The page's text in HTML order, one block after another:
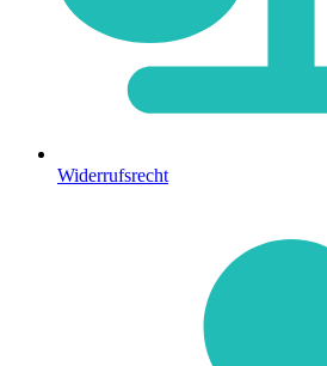
Widerrufsrecht